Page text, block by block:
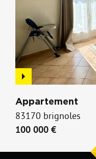
Appartement
83170 brignoles
100 000 €